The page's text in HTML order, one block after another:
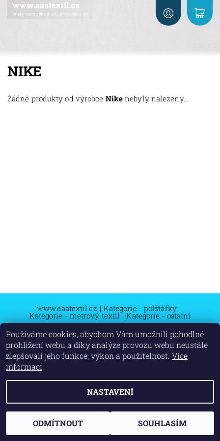
NIKE
Žádné produkty od výrobce Nike nebyly nalezeny....
www.aaatextil.cz | Kategorie - polštářky |
Kategorie - metrový textil | Kategorie - ostatní
2026 © www.aaatextil.cz, všechna práva vyhrazena
Vytvořil Shoptet
Používáme cookies, abychom Vám umožnili pohodlné
prohlížení webu a díky analýze provozu webu neustále
zlepšovali jeho funkce, výkon a použitelnost. Více
informací
NASTAVENÍ
ODMÍTNOUT SOUHLASÍM